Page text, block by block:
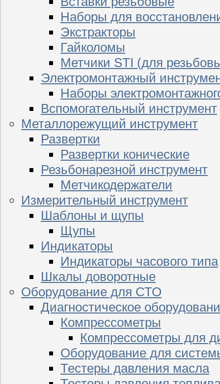
Наборы для
Экстракторы
Гайколомы
Метчики STI (для
Электромонтажный
Наборы
Вспомогательный инструмент
Металлорежущий инструмент
Развертки
Развертки конические
Резьбонарезной инструмент
Метчикодержатели
Измерительный инструмент
Шаблоны и щупы
Щупы
Индикаторы
Индикаторы часового типа
Шкалы доворотные
Оборудование для СТО
Диагностическое
Компрессометры
Компрессометры для
Оборудование для
Тестеры давления масла